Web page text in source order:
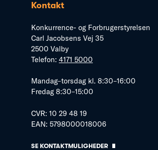
Kontakt
Konkurrence- og Forbrugerstyrelsen
Carl Jacobsens Vej 35
2500 Valby
Telefon: 4171 5000
Mandag–torsdag kl. 8:30–16:00
Fredag 8:30–15:00
CVR: 10 29 48 19
EAN: 5798000018006
SE KONTAKTMULIGHEDER